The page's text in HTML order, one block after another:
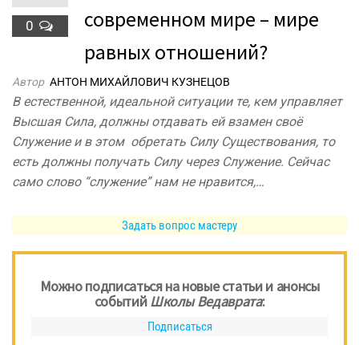
0
современном мире – мире
равных отношений?
Автор АНТОН МИХАЙЛОВИЧ КУЗНЕЦОВ
В естественной, идеальной ситуации те, кем управляет
Высшая Сила, должны отдавать ей взамен своё
Служение и в этом обретать Силу Существования, то
есть должны получать Силу через Служение. Сейчас
само слово “служение” нам не нравится,…
Задать вопрос мастеру
Можно подписаться на новые статьи и анонсы
событийШколы Ведаврата:
Подписаться